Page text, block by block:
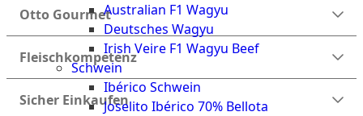
Australian F1 Wagyu
Deutsches Wagyu
Irish Veire F1 Wagyu Beef
Schwein
Ibérico Schwein
Joselito Ibérico 70% Bellota
Otto Gourmet
Fleischkompetenz
Sicher Einkaufen